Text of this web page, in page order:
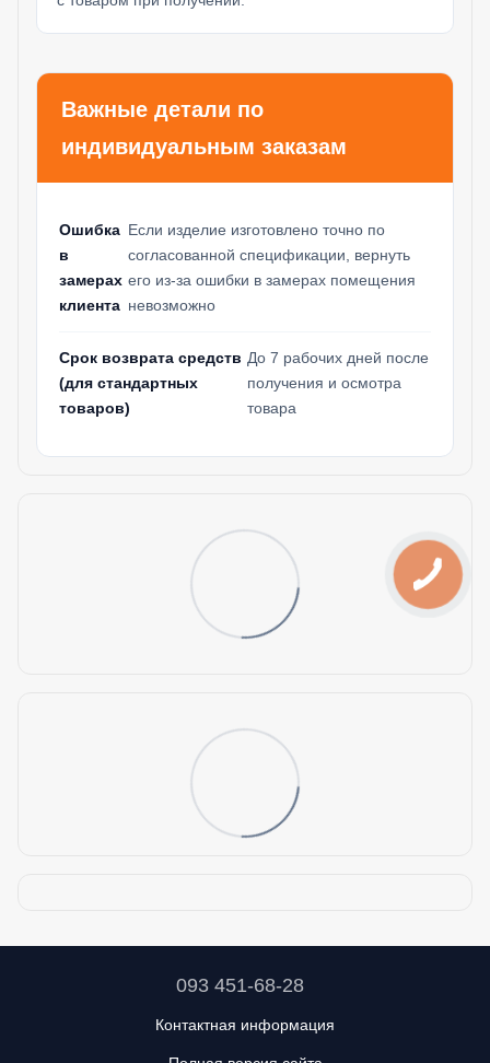
Важные детали по
индивидуальным заказам
Ошибка
в
замерах
клиента
Если изделие изготовлено точно по
согласованной спецификации, вернуть
его из-за ошибки в замерах помещения
невозможно
Срок возврата средств
(для стандартных
товаров)
До 7 рабочих дней после
получения и осмотра
товара
093 451-68-28
Контактная информация